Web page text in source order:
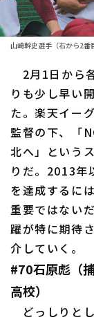
1軍公式戦
ファーム東
ファーム西
交流戦
選手名鑑
選手名鑑ト
北海
東北
埼玉
千葉
オリ
福岡
ニュース
設定
山崎幹史選手（右から2番
2月1日から
りも少し早い
た。楽天イー
監督の下、「
北へ」という
りだ。2013年
を達成するに
重要ではない
躍が特に期待
介していく。
#70石原彪（
高校）
どっしりと